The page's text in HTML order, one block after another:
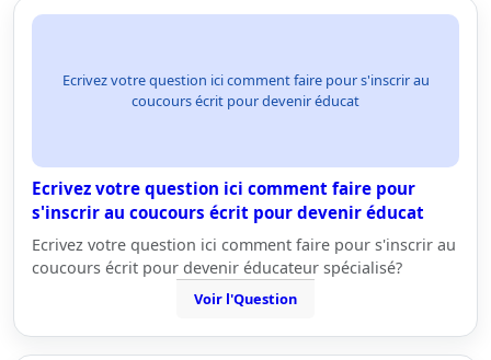
Ecrivez votre question ici comment faire pour s'inscrir au
coucours écrit pour devenir éducat
Ecrivez votre question ici comment faire pour
s'inscrir au coucours écrit pour devenir éducat
Ecrivez votre question ici comment faire pour s'inscrir au
coucours écrit pour devenir éducateur spécialisé?
Voir l'Question